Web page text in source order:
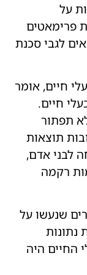
על
פרימאטים
לגבי סכנת
חיים, אומר
חיים.
תפתור
תוצאות
לבני אדם,
רקמה
שנעשו על
נתונות
החיים היה